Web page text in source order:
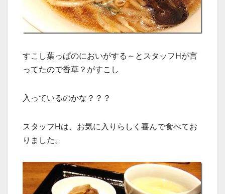
すこし葉っぱのにおいがする～とスタッフHが言
ってたので香草？がすこし
入っているのかな？？？
スタッフHは、お気に入りらしく喜んで食べてお
りました。